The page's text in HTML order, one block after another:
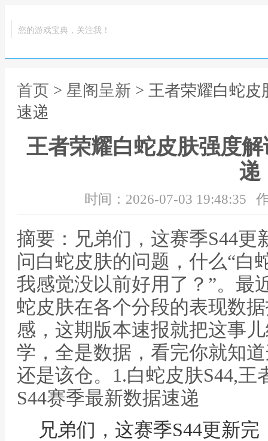
您的游戏宝典，关注我！
首页 > 星阁呈新 > 王者荣耀白蛇皮
速递
王者荣耀白蛇皮肤强度
递
时间：2026-07-03 19:48:35
摘要：兄弟们，这赛季S44
问白蛇皮肤的问题，什么“白
我感觉没以前好用了？”。最
蛇皮肤在各个分段的表现数
感，这期版本速报就把这事
学，全是数据，看完你就知
还是该仓。1.白蛇皮肤S44,
S44赛季最新数据速递
兄弟们，这赛季S44更新